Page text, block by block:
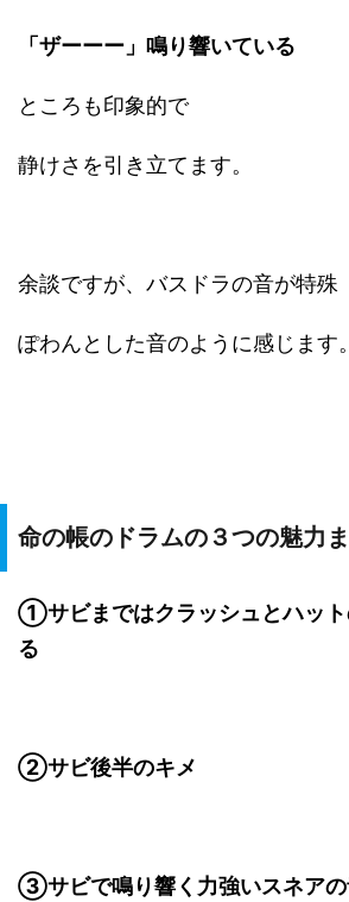
「ザーーー」鳴り響いている
ところも印象的で
静けさを引き立てます。
余談ですが、バスドラの音が特殊
ぽわんとした音のように感じます。
命の帳のドラムの３つの魅力
①サビまではクラッシュとハット
る
②サビ後半のキメ
③サビで鳴り響く力強いスネア